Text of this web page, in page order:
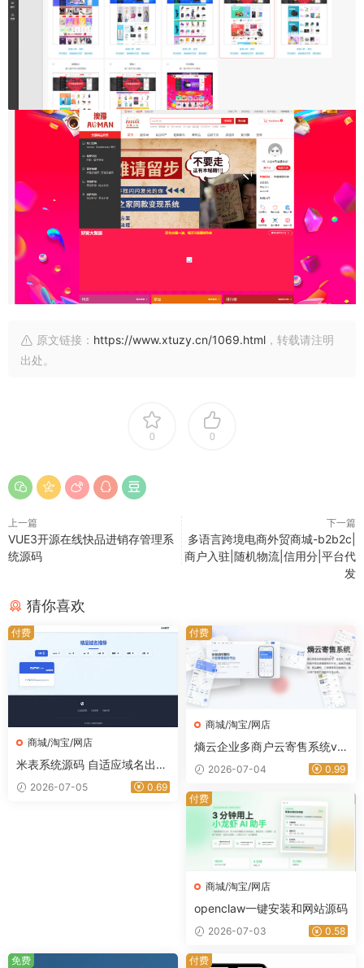
原文链接： https://www.xtuzy.cn/1069.html ，转载请注明
出处。
0 0
上一篇
VUE3开源在线快品进销存管理系
统源码
下一篇
多语言跨境电商外贸商城-b2b2c|
商户入驻|随机物流|信用分|平台代
发
猜你喜欢
商城/淘宝/网店
米表系统源码 自适应域名出售
平台 带简易后台管理域名交易
程序
2026-07-05 0.69
付费
商城/淘宝/网店
熵云企业多商户云寄售系统v1.
4.0源码 多商家寄售交易平台
程序-星途资源网
2026-07-04 0.99
付费
商城/淘宝/网店
openclaw一键安装和网站源码
2026-07-03 0.58
付费
免费 付费